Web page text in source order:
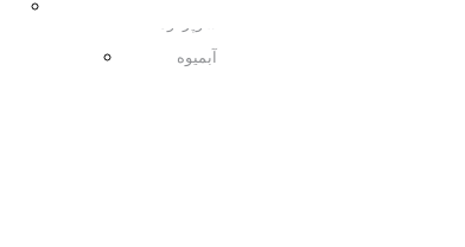
آبمیوه